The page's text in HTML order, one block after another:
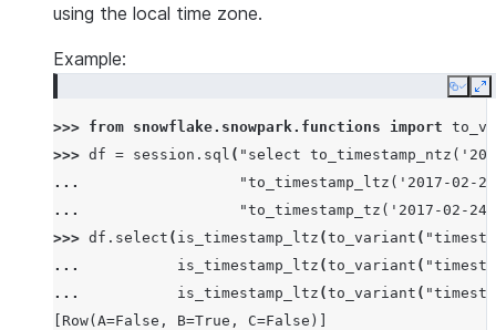
using the local time zone.
Example:
Copy
>>> from snowflake.snowpark.functions import
>>> df = session . sql ( "select
...
"to_timestamp_ltz('2017-02-
...
"to_timestamp_tz('2017-02-
>>> df . select ( is_timestamp_ltz (to_variant (
...
is_timestamp_ltz (to_variant (
...
is_timestamp_ltz (to_variant (
[Row(A=False, B=True, C=False)]